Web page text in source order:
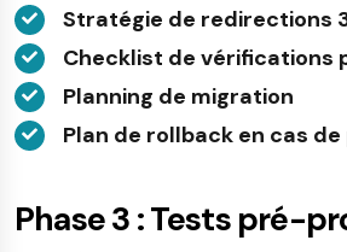
Stratégie de redirections
Checklist de vérifications
Planning de migration
Plan de rollback en cas
Phase 3 : Tests pré-